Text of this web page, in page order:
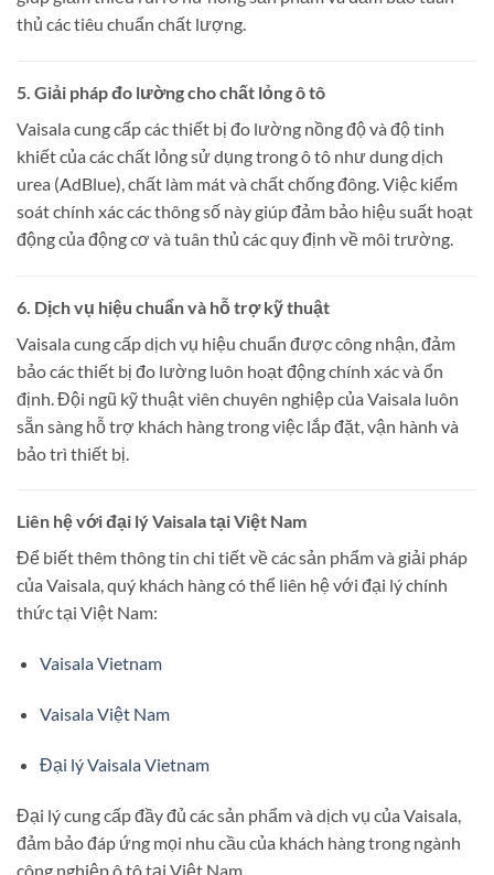
thủ các tiêu chuẩn chất lượng.
5. Giải pháp đo lường cho chất lỏng ô tô
Vaisala cung cấp các thiết bị đo lường nồng độ và độ tinh
khiết của các chất lỏng sử dụng trong ô tô như dung dịch
urea (AdBlue), chất làm mát và chất chống đông.Việc kiểm
soát chính xác các thông số này giúp đảm bảo hiệu suất hoạt
động của động cơ và tuân thủ các quy định về môi trường.
6. Dịch vụ hiệu chuẩn và hỗ trợ kỹ thuật
Vaisala cung cấp dịch vụ hiệu chuẩn được công nhận, đảm
bảo các thiết bị đo lường luôn hoạt động chính xác và ổn
định. Đội ngũ kỹ thuật viên chuyên nghiệp của Vaisala luôn
sẵn sàng hỗ trợ khách hàng trong việc lắp đặt, vận hành và
bảo trì thiết bị.
Liên hệ với đại lý Vaisala tại Việt Nam
Để biết thêm thông tin chi tiết về các sản phẩm và giải pháp
của Vaisala, quý khách hàng có thể liên hệ với đại lý chính
thức tại Việt Nam:
Vaisala Vietnam
Vaisala Việt Nam
Đại lý Vaisala Vietnam
Đại lý cung cấp đầy đủ các sản phẩm và dịch vụ của Vaisala,
đảm bảo đáp ứng mọi nhu cầu của khách hàng trong ngành
công nghiệp ô tô tại Việt Nam.